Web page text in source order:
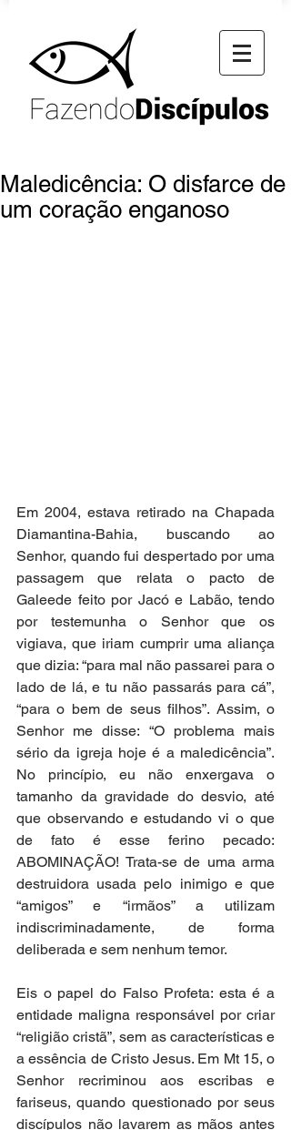
Maledicência: O disfarce de
um coração enganoso
Em 2004, estava retirado na Chapada
Diamantina-Bahia, buscando ao
Senhor, quando fui despertado por uma
passagem que relata o pacto de
Galeede feito por Jacó e Labão, tendo
por testemunha o Senhor que os
vigiava, que iriam cumprir uma aliança
que dizia: “para mal não passarei para o
lado de lá, e tu não passarás para cá”,
“para o bem de seus filhos”. Assim, o
Senhor me disse: “O problema mais
sério da igreja hoje é a maledicência”.
No princípio, eu não enxergava o
tamanho da gravidade do desvio, até
que observando e estudando vi o que
de fato é esse ferino pecado:
ABOMINAÇÃO! Trata-se de uma arma
destruidora usada pelo inimigo e que
“amigos” e “irmãos” a utilizam
indiscriminadamente, de forma
deliberada e sem nenhum temor.
Eis o papel do Falso Profeta: esta é a
entidade maligna responsável por criar
“religião cristã”, sem as características e
a essência de Cristo Jesus. Em Mt 15, o
Senhor recriminou aos escribas e
fariseus, quando questionado por seus
discípulos não lavarem as mãos antes